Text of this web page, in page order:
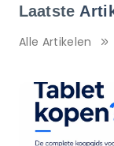
Laatste
Alle Artikelen